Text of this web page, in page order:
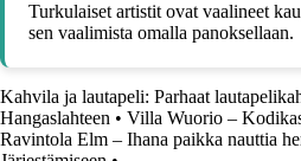
Turkulaiset artistit ovat vaalineet
sen vaalimista omalla panoksellaan.
Kahvila ja lautapeli: Parhaat
Hangaslahteen • Villa Wuorio –
Ravintola Elm – Ihana paikka nauttia